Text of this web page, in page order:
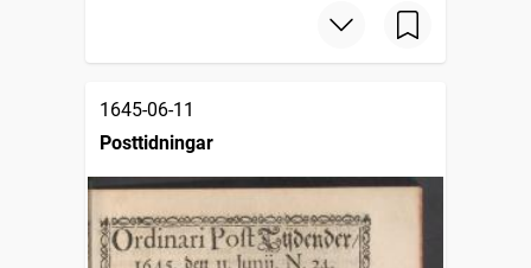
1645-06-11
Posttidningar